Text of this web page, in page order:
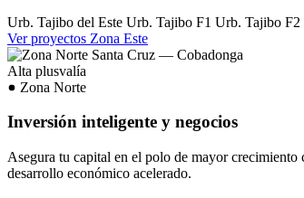
Urb. Tajibo del Este Urb. Tajibo F1 Urb. Tajibo F2
Ver proyectos Zona Este
Alta plusvalía
Zona Norte
Inversión inteligente y negocios
Asegura tu capital en el polo de mayor
desarrollo económico acelerado.